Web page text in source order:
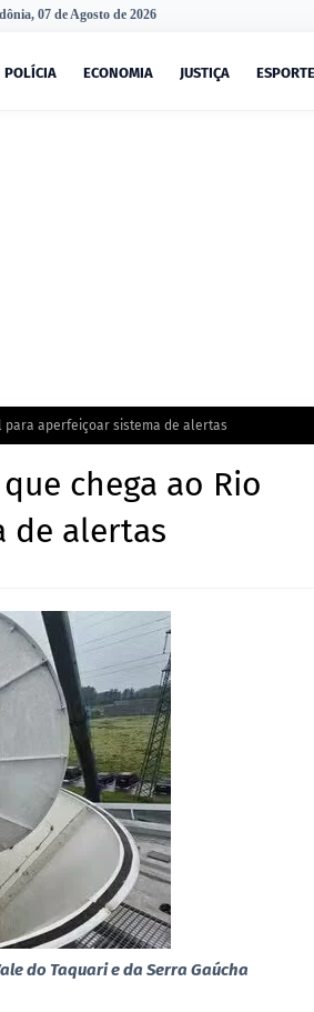
07 de Agosto de 2026
POLÍCIA ECONOMIA JUSTIÇA ESPORTE
para aperfeiçoar sistema de alertas
chega ao Rio
de alertas
do Taquari e da Serra Gaúcha